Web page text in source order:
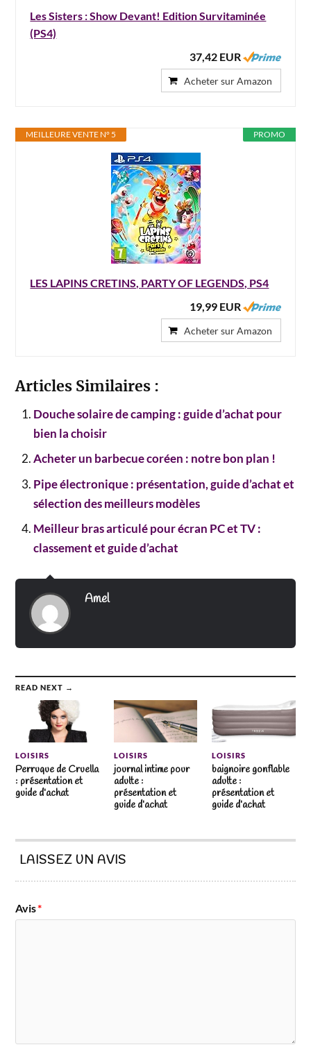
Les Sisters : Show Devant! Edition Survitaminée
(PS4)
37,42 EUR
Acheter sur Amazon
PROMO
MEILLEURE VENTE N° 5
LES LAPINS CRETINS, PARTY OF LEGENDS, PS4
19,99 EUR
Acheter sur Amazon
Articles Similaires :
Douche solaire de camping : guide d’achat pour
bien la choisir
Acheter un barbecue coréen : notre bon plan !
Pipe électronique : présentation, guide d’achat et
sélection des meilleurs modèles
Meilleur bras articulé pour écran PC et TV :
classement et guide d’achat
Amel
READ NEXT →
LOISIRS
Perruque de Cruella
: présentation et
guide d’achat
LOISIRS
journal intime pour
adulte :
présentation et
guide d’achat
LOISIRS
baignoire gonflable
adulte :
présentation et
guide d’achat
LAISSEZ UN AVIS
Avis*